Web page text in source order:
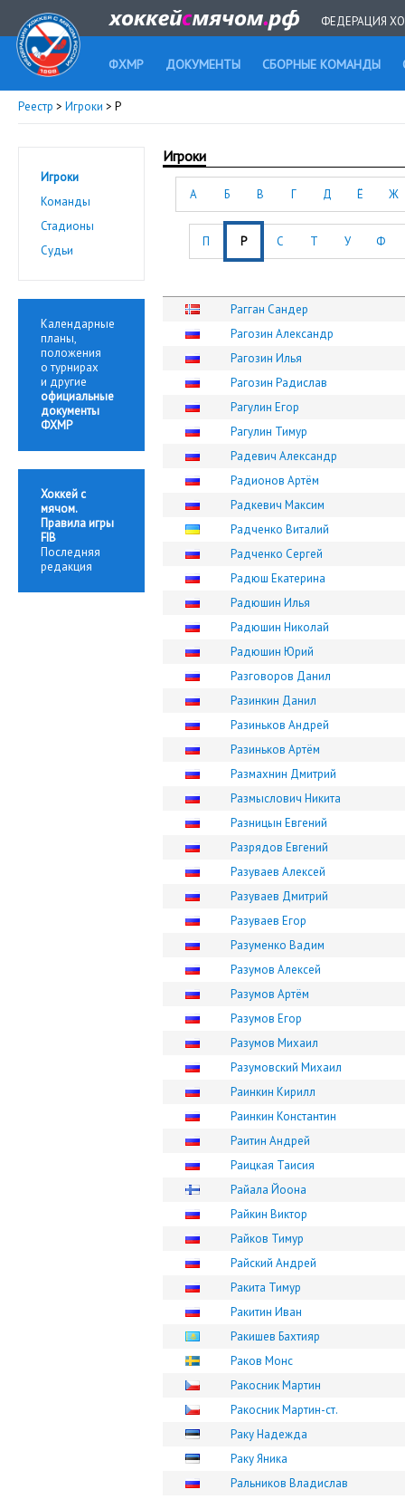
ФЕДЕРАЦИЯ
ФХМР ДОКУМЕНТЫ СБОРНЫЕ КОМАНДЫ
Реестр > Игроки > Р
Игроки
Команды
Стадионы
Судьи
Календарные
планы,
положения
о турнирах
и другие
официальные
документы
ФХМР
Хоккей с
мячом.
Правила игры
FIB
Последняя
редакция
Игроки
А Б В Г Д Ё Ж
П Р С Т У Ф
Рагган Сандер
Рагозин Александр
Рагозин Илья
Рагозин Радислав
Рагулин Егор
Рагулин Тимур
Радевич Александр
Радионов Артём
Радкевич Максим
Радченко Виталий
Радченко Сергей
Радюш Екатерина
Радюшин Илья
Радюшин Николай
Радюшин Юрий
Разговоров Данил
Разинкин Данил
Разиньков Андрей
Разиньков Артём
Размахнин Дмитрий
Размыслович Никита
Разницын Евгений
Разрядов Евгений
Разуваев Алексей
Разуваев Дмитрий
Разуваев Егор
Разуменко Вадим
Разумов Алексей
Разумов Артём
Разумов Егор
Разумов Михаил
Разумовский Михаил
Раинкин Кирилл
Раинкин Константин
Раитин Андрей
Раицкая Таисия
Райала Йоона
Райкин Виктор
Райков Тимур
Райский Андрей
Ракита Тимур
Ракитин Иван
Ракишев Бахтияр
Раков Монс
Ракосник Мартин
Ракосник Мартин-ст.
Раку Надежда
Раку Яника
Ральников Владислав